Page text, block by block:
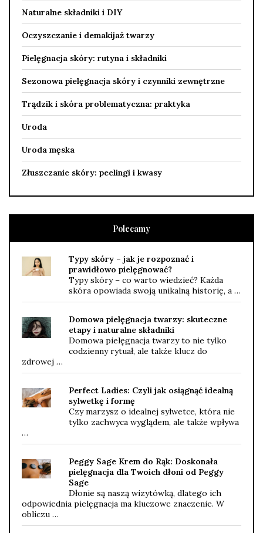
Naturalne składniki i DIY
Oczyszczanie i demakijaż twarzy
Pielęgnacja skóry: rutyna i składniki
Sezonowa pielęgnacja skóry i czynniki zewnętrzne
Trądzik i skóra problematyczna: praktyka
Uroda
Uroda męska
Złuszczanie skóry: peelingi i kwasy
Polecamy
Typy skóry – jak je rozpoznać i
prawidłowo pielęgnować?
Typy skóry – co warto wiedzieć? Każda
skóra opowiada swoją unikalną historię, a …
Domowa pielęgnacja twarzy: skuteczne
etapy i naturalne składniki
Domowa pielęgnacja twarzy to nie tylko
codzienny rytuał, ale także klucz do
zdrowej …
Perfect Ladies: Czyli jak osiągnąć idealną
sylwetkę i formę
Czy marzysz o idealnej sylwetce, która nie
tylko zachwyca wyglądem, ale także wpływa
…
Peggy Sage Krem do Rąk: Doskonała
pielęgnacja dla Twoich dłoni od Peggy
Sage
Dłonie są naszą wizytówką, dlatego ich
odpowiednia pielęgnacja ma kluczowe znaczenie. W
obliczu …